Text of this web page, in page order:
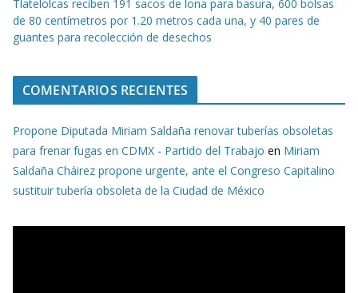
Tlatelolcas reciben 191 sacos de lona para basura, 600 bolsas
de 80 centímetros por 1.20 metros cada una, y 40 pares de
guantes para recolección de desechos
COMENTARIOS RECIENTES
Propone Diputada Miriam Saldaña renovar tuberías obsoletas
para frenar fugas en CDMX - Partido del Trabajo en Miriam
Saldaña Cháirez propone urgente, ante el Congreso Capitalino
sustituir tubería obsoleta de la Ciudad de México